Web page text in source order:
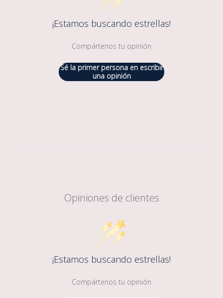
¡Estamos buscando estrellas!
Compártenos tu opinión
Sé la primer persona en escribir
una opinión
Opiniones de clientes
¡Estamos buscando estrellas!
Compártenos tu opinión